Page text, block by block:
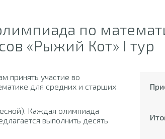
по
«Рыжий Кот» I тур
принять участие во
для средних и старших
Каждая олимпиада
выполнить десять